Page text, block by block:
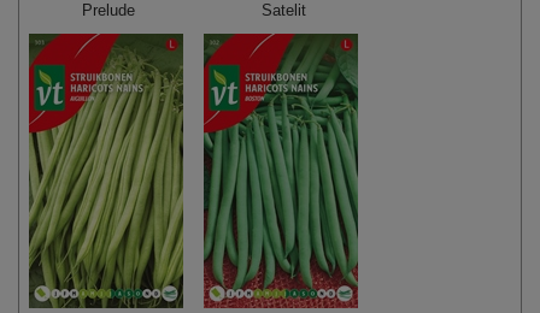
Prelude Satelit